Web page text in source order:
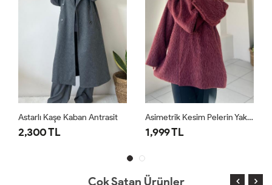
Astarlı Kaşe Kaban Antrasit
2,300 TL
Asimetrik Kesim Pelerin Yaka Kaban Bordo
1,999 TL
Çok Satan Ürünler